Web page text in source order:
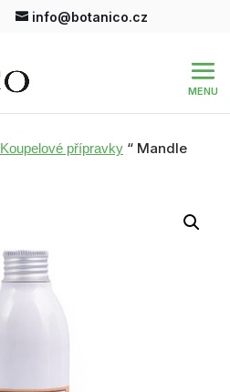
info@botanico.cz
Koupelové přípravky“ Mandle